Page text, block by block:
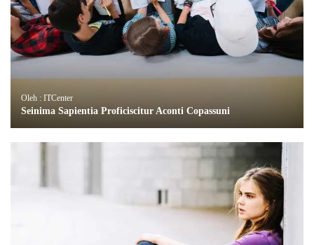
Oleh : ITCenter
Seinima Sapientia Proficiscitur Aconti Copassuni